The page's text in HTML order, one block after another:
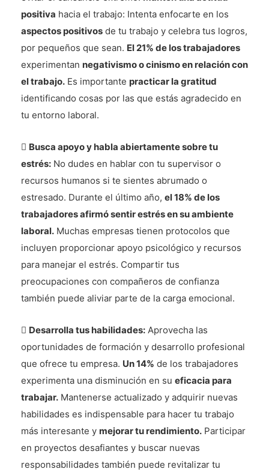
positiva hacia el trabajo: Intenta enfocarte en los
aspectos positivos de tu trabajo y celebra tus logros,
por pequeños que sean. El 21% de los trabajadores
experimentan negativismo o cinismo en relación con
el trabajo. Es importante practicar la gratitud
identificando cosas por las que estás agradecido en
tu entorno laboral.
 Busca apoyo y habla abiertamente sobre tu
estrés: No dudes en hablar con tu supervisor o
recursos humanos si te sientes abrumado o
estresado. Durante el último año, el 18% de los
trabajadores afirmó sentir estrés en su ambiente
laboral. Muchas empresas tienen protocolos que
incluyen proporcionar apoyo psicológico y recursos
para manejar el estrés. Compartir tus
preocupaciones con compañeros de confianza
también puede aliviar parte de la carga emocional.
 Desarrolla tus habilidades: Aprovecha las
oportunidades de formación y desarrollo profesional
que ofrece tu empresa. Un 14% de los trabajadores
experimenta una disminución en su eficacia para
trabajar. Mantenerse actualizado y adquirir nuevas
habilidades es indispensable para hacer tu trabajo
más interesante y mejorar tu rendimiento. Participar
en proyectos desafiantes y buscar nuevas
responsabilidades también puede revitalizar tu